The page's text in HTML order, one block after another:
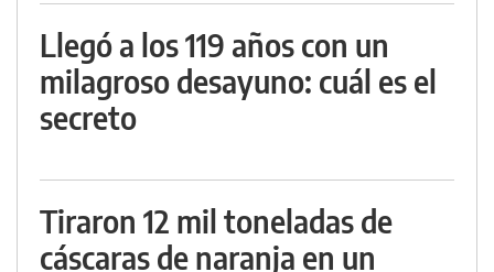
Llegó a los 119 años con un
milagroso desayuno: cuál es el
secreto
Tiraron 12 mil toneladas de
cáscaras de naranja en un